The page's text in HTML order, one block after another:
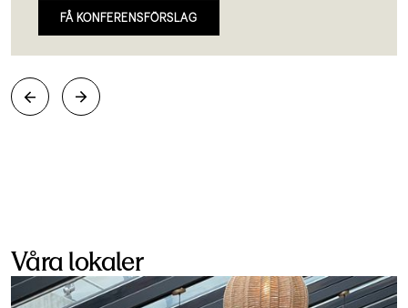
FÅ KONFERENSFÖRSLAG
Våra lokaler